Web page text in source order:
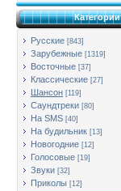
Категории
Русские [843]
Зарубежные [1319]
Восточные [37]
Классические [27]
Шансон [119]
Саундтреки [80]
На SMS [40]
На будильник [13]
Новогодние [12]
Голосовые [19]
Звуки [32]
Приколы [12]